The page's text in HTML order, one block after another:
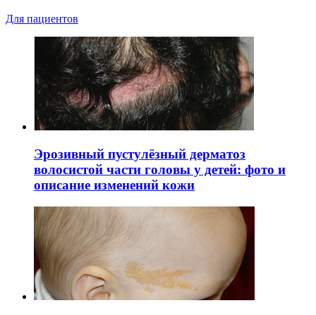
Для пациентов
Эрозивный пустулёзный дерматоз
волосистой части головы у детей: фото и
описание изменений кожи